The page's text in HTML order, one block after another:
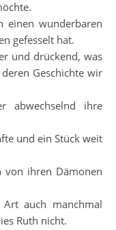
wunderbaren
gefesselt hat.
und drückend, was
Geschichte wir
abwechselnd ihre
und ein Stück weit
von ihren Dämonen
auch manchmal
Ruth nicht.